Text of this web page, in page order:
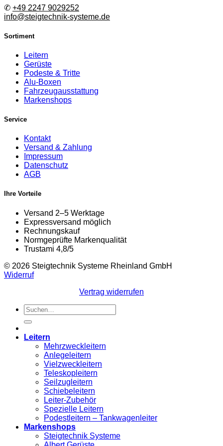
✆ +49 2247 9029252
info@steigtechnik-systeme.de
Sortiment
Leitern
Gerüste
Podeste & Tritte
Alu-Boxen
Fahrzeugausstattung
Markenshops
Service
Kontakt
Versand & Zahlung
Impressum
Datenschutz
AGB
Ihre Vorteile
Versand 2–5 Werktage
Expressversand möglich
Rechnungskauf
Normgeprüfte Markenqualität
Trustami 4,8/5
© 2026 Steigtechnik Systeme Rheinland GmbH
Widerruf
Vertrag widerrufen
Suchen
nach:
Leitern
Mehrzweckleitern
Anlegeleitern
Vielzweckleitern
Teleskopleitern
Seilzugleitern
Schiebeleitern
Leiter-Zubehör
Spezielle Leitern
Podestleitern – Tankwagenleiter
Markenshops
Steigtechnik Systeme